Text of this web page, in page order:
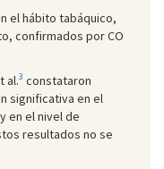
el hábito tabáquico,
confirmados por CO
al.3 constataron
significativa en el
en el nivel de
resultados no se